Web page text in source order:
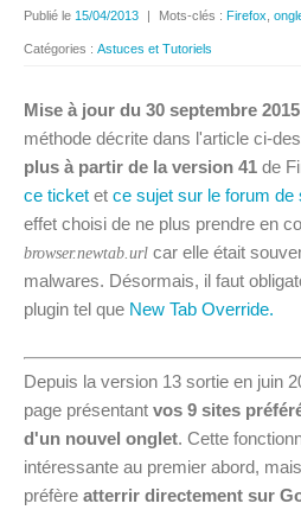
Publié le 15/04/2013 | Mots-clés : Firefox
Catégories : Astuces et Tutoriels
Mise à jour du 30 septembre 2015
méthode décrite dans l'article ci-
plus à partir de la version 41 de
ce ticket et ce sujet sur le forum de
effet choisi de ne plus prendre en
browser.newtab.url car elle était
malwares. Désormais, il faut
plugin tel que New Tab Override.
Depuis la version 13 sortie en juin
page présentant vos 9 sites
d'un nouvel onglet. Cette
intéressante au premier abord,
préfère atterrir directement sur